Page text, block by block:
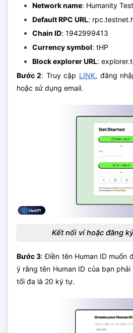
Network name: Humanity
Default RPC URL:
Chain ID: 1942999413
Currency symbol: tHP
Block explorer URL:
Bước 2: Truy cập LINK, đăng
hoặc sử dụng email.
Kết nối ví hoặc đăng
Bước 3: Điền tên Human ID muốn
ý rằng tên Human ID của bạn
tối đa là 20 ký tự.